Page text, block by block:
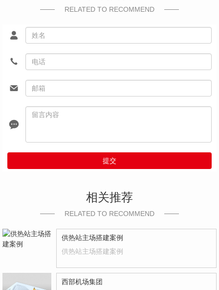
RELATED TO RECOMMEND
提交
相关推荐
RELATED TO RECOMMEND
供热站主场搭建案例
供热站主场搭建案例
西部机场集团